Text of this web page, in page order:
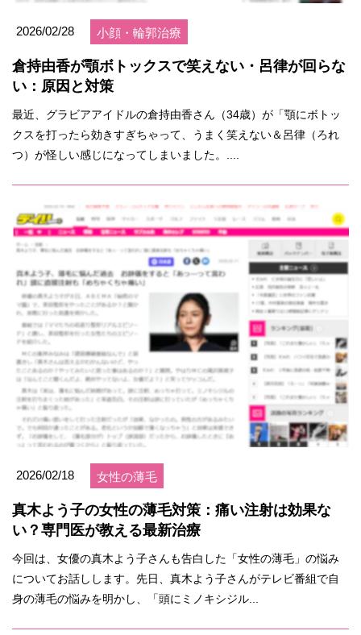
2026/02/28 小顔・輪郭治療
倉持由香が顎ボトックスで笑えない・呂律が回らな
い：原因と対策
最近、グラビアアイドルの倉持由香さん（34歳）が「顎にボトッ
クスを打ったら効きすぎちゃって、うまく笑えない＆呂律（ろれ
つ）が怪しい感じになってしまいました。....
2026/02/18 女性の薄毛
真木よう子の女性の薄毛対策：痛い注射は効果な
い？専門医が教える最新治療
今回は、女優の真木よう子さんも告白した「女性の薄毛」の悩み
についてお話しします。先日、真木よう子さんがテレビ番組で自
身の薄毛の悩みを明かし、「頭にミノキシジル...